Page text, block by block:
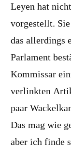
Leyen hat
vorgestellt.
das allerdings
Parlament
Kommissar
verlinkten
paar
Das mag wie
aber ich finde